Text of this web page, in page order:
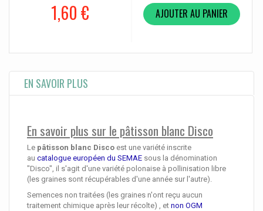
1,60 € AJOUTER AU PANIER
EN SAVOIR PLUS
En savoir plus sur le pâtisson blanc Disco
Le pâtisson blanc Disco est une variété inscrite
au catalogue européen du SEMAE sous la dénomination
"Disco", il s'agit d'une variété polonaise à pollinisation libre
(les graines sont récupérables d'une année sur l'autre).
Semences non traitées (les graines n'ont reçu aucun
traitement chimique après leur récolte) , et non OGM